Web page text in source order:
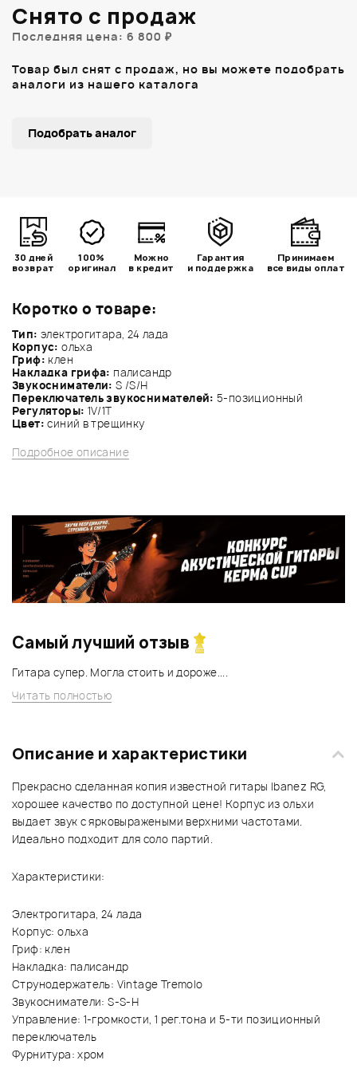
Коротко о товаре:
Тип: электрогитара, 24 лада
Корпус:ольха
Гриф: клен
Накладка грифа: палисандр
Звукосниматели:S /S/Н
Переключатель звукоснимателей:5-позиционный
Регуляторы: 1V/1Т
Цвет:синий в трещинку
Подробное описание
Снято с продаж
Последняя цена: 6 800 ₽
Товар был снят с продаж, но вы можете подобрать
аналоги из нашего каталога
Подобрать аналог
30 дней
возврат
100%
оригинал
Можно
в кредит
Гарантия
и поддержка
Принимаем
все виды оплат
Самый лучший отзыв
Гитара супер. Могла стоить и дороже....
Читать полностью
Описание и характеристики
Прекрасно сделанная копия известной гитары Ibanez RG,
хорошее качество по доступной цене! Корпус из ольхи
выдает звук с ярковыражеными верхними частотами.
Идеально подходит для соло партий.
Характеристики:
Электрогитара, 24 лада
Корпус: ольха
Гриф: клен
Накладка: палисандр
Струнодержатель: Vintage Tremolo
Звукосниматели: S-S-H
Управление: 1-громкости, 1 рег.тона и 5-ти позиционный
переключатель
Фурнитура: хром